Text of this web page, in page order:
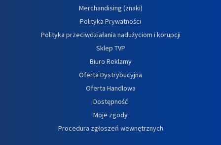
Merchandising (znaki)
Polityka Prywatności
Polityka przeciwdziałania nadużyciom i korupcji
Sklep TVP
Biuro Reklamy
Oferta Dystrybucyjna
Oferta Handlowa
Dostępność
Moje zgody
Procedura zgłoszeń wewnętrznych